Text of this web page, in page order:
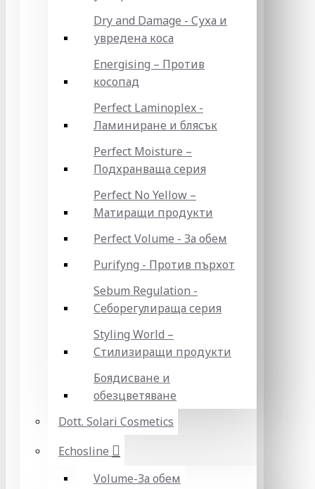
Dry and Damage - Суха и
увредена коса
Energising – Против
косопад
Perfect Laminoplex -
Ламиниране и блясък
Perfect Moisture –
Подхранваща серия
Perfect No Yellow –
Матиращи продукти
Perfect Volume - За обем
Purifyng - Против пърхот
Sebum Regulation -
Себорегулираща серия
Styling World –
Стилизиращи продукти
Боядисване и
обезцветяване
Dott. Solari Cosmetics
Echosline
Volume-За обем